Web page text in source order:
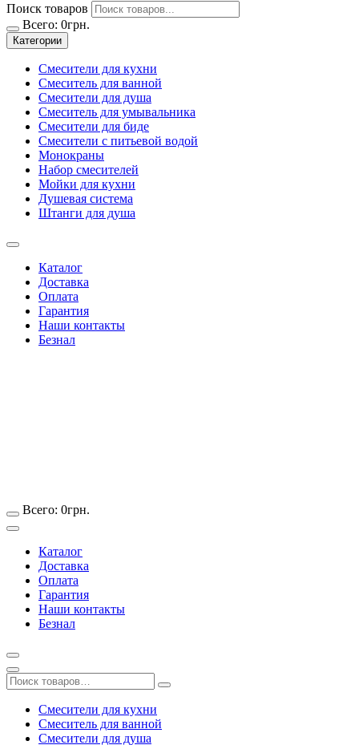
Поиск товаров
Всего: 0грн.
Категории
Смесители для кухни
Смеситель для ванной
Смесители для душа
Смеситель для умывальника
Смесители для биде
Смесители с питьевой водой
Монокраны
Набор смесителей
Мойки для кухни
Душевая система
Штанги для душа
Каталог
Доставка
Оплата
Гарантия
Наши контакты
Безнал
Всего: 0грн.
Каталог
Доставка
Оплата
Гарантия
Наши контакты
Безнал
Смесители для кухни
Смеситель для ванной
Смесители для душа